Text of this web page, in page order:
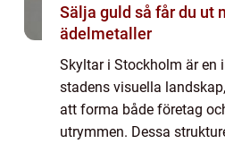
Sälja guld så får du ut mest av dina
ädelmetaller
Skyltar i Stockholm är en
stadens visuella
att forma både företag
utrymmen. Dessa